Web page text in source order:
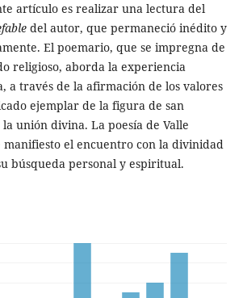
artículo es realizar una lectura del
del autor, que permaneció inédito y
El poemario, que se impregna de
religioso, aborda la experiencia
a través de la afirmación de los valores
ejemplar de la figura de san
la unión divina. La poesía de Valle
manifiesto el encuentro con la divinidad
búsqueda personal y espiritual.